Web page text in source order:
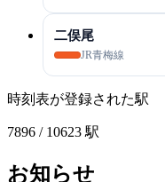
二俣尾
JR青梅線
時刻表が登録された駅
7896 / 10623 駅
お知らせ